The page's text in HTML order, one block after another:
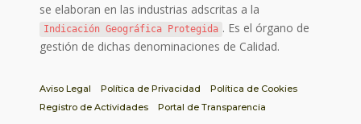
se elaboran en las industrias adscritas a la
Indicación Geográfica Protegida . Es el órgano de
gestión de dichas denominaciones de Calidad.
Aviso Legal Política de Privacidad
Política de Cookies
Registro de Actividades
Portal de Transparencia